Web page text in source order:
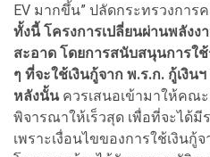
EV มากขึ้น” ปลัดกระทรวงการ
ทั้งนี้ โครงการเปลี่ยนผ่านพลังง
สะอาด โดยการสนับสนุนการใ
ๆ ที่จะใช้เงินกู้จาก พ.ร.ก. กู้เงิ
หลังนั้น ควรเสนอเข้ามาให้คณ
พิจารณาให้เร็วสุด เพื่อที่จะได้มี
เพราะเงื่อนไขของการใช้เงินกู้